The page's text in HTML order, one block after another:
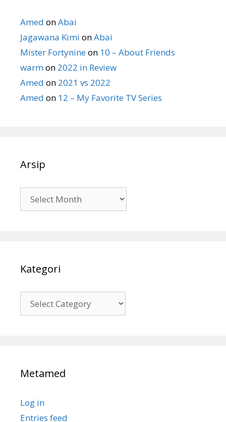
Amed onAbai
Jagawana Kimi onAbai
Mister Fortynineon 10 – About Friends
warmon 2022 in Review
Amed on 2021 vs 2022
Amed on 12 – My Favorite TV Series
Arsip
Kategori
Metamed
Log in
Entries feed